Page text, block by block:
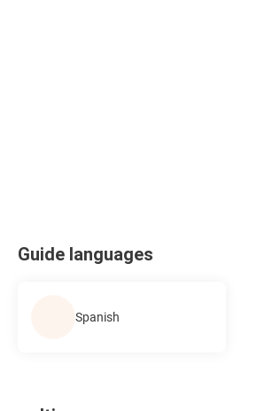
Guide languages
Spanish